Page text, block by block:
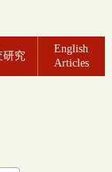
研究
English
Articles